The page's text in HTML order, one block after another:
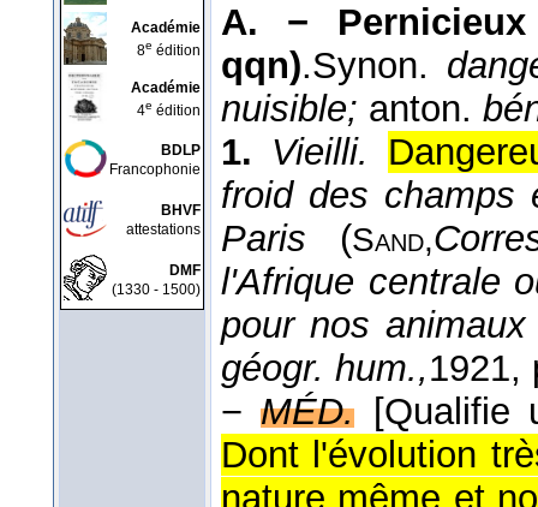
Académie
8e édition
Académie
4e édition
BDLP
Francophonie
BHVF
attestations
DMF
(1330 - 1500)
A. −
qqn).Synon.
nuisible; anton.
1. Vieilli.
froid des champs
Paris (Sand,
l'Afrique centrale
pour nos
géogr. hum.,1921,
−MÉD. [Qualifie
Dont l'évolution
nature même et